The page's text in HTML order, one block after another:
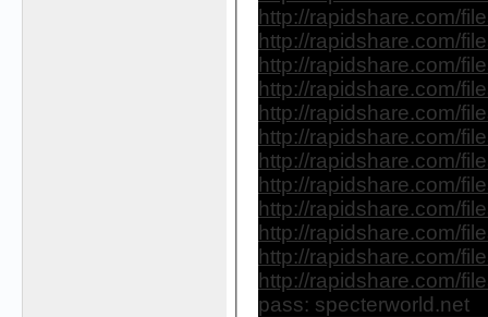
http://rapidshare.com/
http://rapidshare.com/
http://rapidshare.com/
http://rapidshare.com/
http://rapidshare.com/
http://rapidshare.com/
http://rapidshare.com/
http://rapidshare.com/
http://rapidshare.com/
http://rapidshare.com/
http://rapidshare.com/
http://rapidshare.com/
pass: specterworld.net